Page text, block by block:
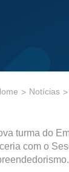
Notícias
turma do
com o